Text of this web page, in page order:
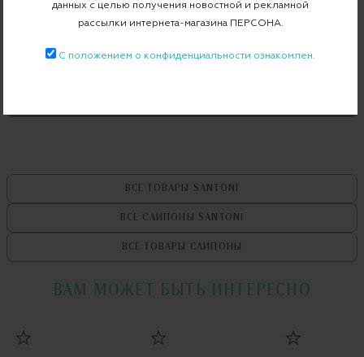
Артикул WBCD60894BARPHLYG40
ВСЕ ТОВАРЫ SANTONI
ВСЕ СЛИПОНЫ SANTONI
ВСЕ ТОВАРЫ СЛИПОНЫ
ВАМ МОЖЕТ БЫТЬ ИНТЕРЕСНО
данных с целью получения новостной и рекламной
рассылки интернета-магазина ПЕРСОНА.
С положением о конфиденциальности ознакомлен.